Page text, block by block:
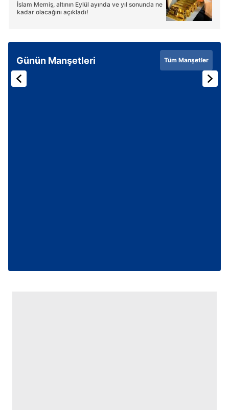
İslam Memiş, altının Eylül ayında ve yıl sonunda ne
kadar olacağını açıkladı!
Günün Manşetleri Tüm Manşetler